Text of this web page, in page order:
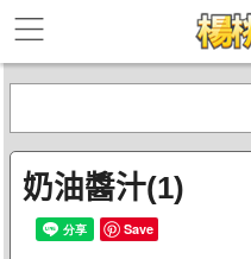
奶油醬汁(1)
Save